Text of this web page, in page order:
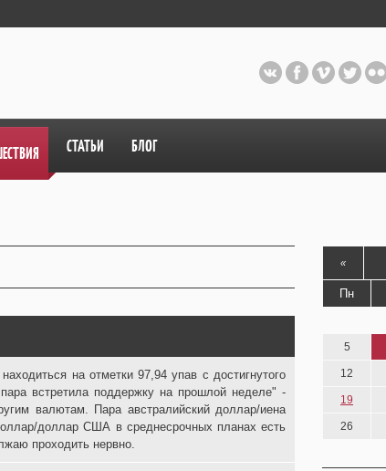
СТАТЬИ БЛОГ
на отметки 97,94 упав с достигнутого
встретила поддержку на прошлой неделе" -
валютам. Пара австралийский доллар/иена
доллар США в среднесрочных планах есть
проходить нервно.
«
Пн
5
12
19
26